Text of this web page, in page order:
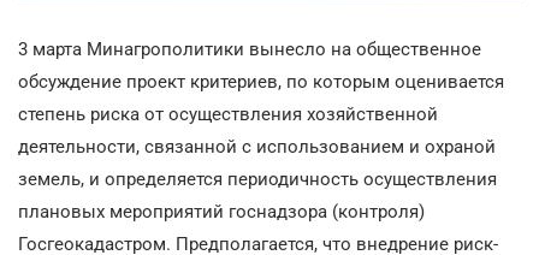
3 марта Минагрополитики вынесло на общественное
обсуждение проект критериев, по которым оценивается
степень риска от осуществления хозяйственной
деятельности, связанной с использованием и охраной
земель, и определяется периодичность осуществления
плановых мероприятий госнадзора (контроля)
Госгеокадастром. Предполагается, что внедрение риск-